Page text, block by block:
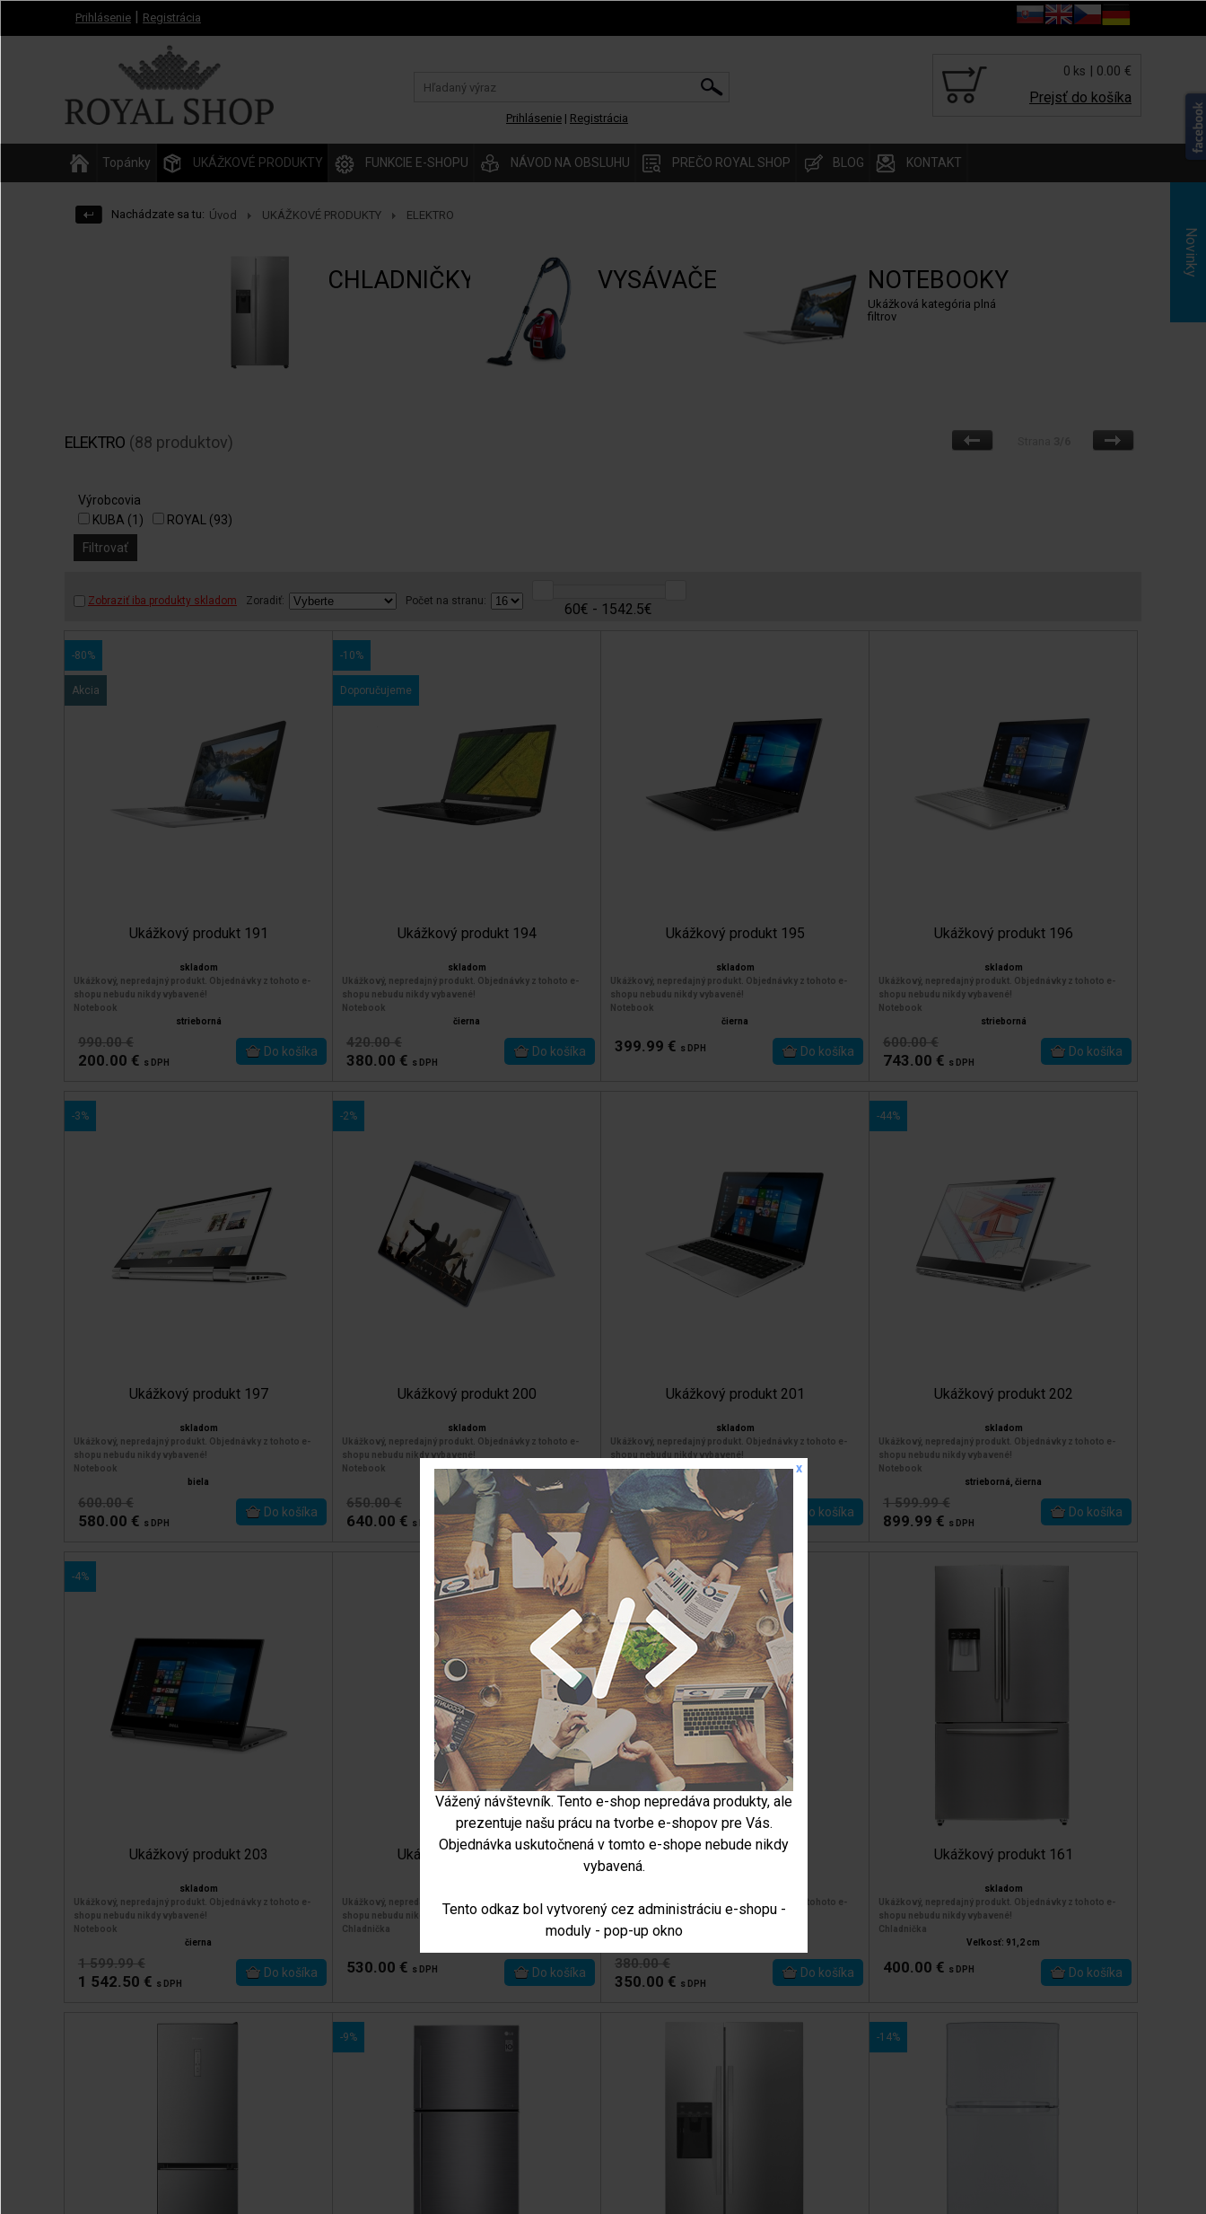
x
Vážený návštevník. Tento e-shop nepredáva produkty, ale
prezentuje našu prácu na tvorbe e-shopov pre Vás.
Objednávka uskutočnená v tomto e-shope nebude nikdy
vybavená.
Tento odkaz bol vytvorený cez administráciu e-shopu -
moduly - pop-up okno
Novinky
Prihlásenie | Registrácia
0 ks | 0.00 €
Prejsť do košíka
Prihlásenie | Registrácia
Topánky UKÁŽKOVÉ PRODUKTY FUNKCIE E-SHOPU NÁVOD NA OBSLUHU PREČO ROYAL SHOP BLOG KONTAKT
Nachádzate sa tu: Úvod UKÁŽKOVÉ PRODUKTY ELEKTRO
CHLADNIČKY VYSÁVAČE NOTEBOOKY
Ukážková kategória plná
filtrov
ELEKTRO (88 produktov)
Výrobcovia
KUBA (1)
ROYAL (93)
Zobraziť iba produkty skladom Zoradiť: Počet na stranu:
60€ - 1542.5€
-80%
Akcia
Ukážkový produkt 191
skladom
Ukážkový, nepredajný produkt. Objednávky z tohoto e-
shopu nebudu nikdy vybavené!
Notebook
strieborná
990.00 €
200.00 € s DPH
-10%
Doporučujeme
Ukážkový produkt 194
skladom
Ukážkový, nepredajný produkt. Objednávky z tohoto e-
shopu nebudu nikdy vybavené!
Notebook
čierna
420.00 €
380.00 € s DPH
Ukážkový produkt 195
skladom
Ukážkový, nepredajný produkt. Objednávky z tohoto e-
shopu nebudu nikdy vybavené!
Notebook
čierna
399.99 € s DPH
Ukážkový produkt 196
skladom
Ukážkový, nepredajný produkt. Objednávky z tohoto e-
shopu nebudu nikdy vybavené!
Notebook
strieborná
600.00 €
743.00 € s DPH
-3%
Ukážkový produkt 197
skladom
Ukážkový, nepredajný produkt. Objednávky z tohoto e-
shopu nebudu nikdy vybavené!
Notebook
biela
600.00 €
580.00 € s DPH
-2%
Ukážkový produkt 200
skladom
Ukážkový, nepredajný produkt. Objednávky z tohoto e-
shopu nebudu nikdy vybavené!
Notebook
biela
650.00 €
640.00 € s DPH
Ukážkový produkt 201
skladom
Ukážkový, nepredajný produkt. Objednávky z tohoto e-
shopu nebudu nikdy vybavené!
Notebook
956.99 €s DPH
-44%
Ukážkový produkt 202
skladom
Ukážkový, nepredajný produkt. Objednávky z tohoto e-
shopu nebudu nikdy vybavené!
Notebook
strieborná, čierna
1 599.99 €
899.99 € s DPH
-4%
Ukážkový produkt 203
skladom
Ukážkový, nepredajný produkt. Objednávky z tohoto e-
shopu nebudu nikdy vybavené!
Notebook
čierna
1 599.99 €
1 542.50 € s DPH
Ukážkový produkt 173
Ukážkový, nepredajný produkt. Objednávky z tohoto e-
shopu nebudu nikdy vybavené!
Chladnička
530.00 € s DPH
Ukážkový produkt 160
Ukážkový, nepredajný produkt. Objednávky z tohoto e-
shopu nebudu nikdy vybavené!
Chladnička
380.00 €
350.00 € s DPH
Ukážkový produkt 161
skladom
Ukážkový, nepredajný produkt. Objednávky z tohoto e-
shopu nebudu nikdy vybavené!
Chladnička
Veľkosť: 91,2 cm
400.00 € s DPH
-9% -14%